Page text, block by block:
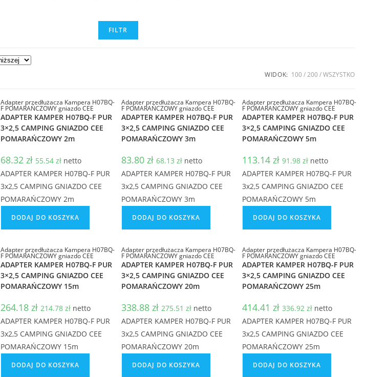
FILTR
WIDOK: 100 200 WSZYSTKO
Adapter przedłużacza Kampera H07BQ-
F POMARAŃCZOWY gniazdo CEE
ADAPTER KAMPER H07BQ-F PUR
3×2,5 CAMPING GNIAZDO CEE
POMARAŃCZOWY 2m
68.32 zł 55.54 złnetto
ADAPTER KAMPER H07BQ-F PUR
3x2,5 CAMPING GNIAZDO CEE
POMARAŃCZOWY 2m
DODAJ DO KOSZYKA
Adapter przedłużacza Kampera H07BQ-
F POMARAŃCZOWY gniazdo CEE
ADAPTER KAMPER H07BQ-F PUR
3×2,5 CAMPING GNIAZDO CEE
POMARAŃCZOWY 3m
83.80 zł 68.13 złnetto
ADAPTER KAMPER H07BQ-F PUR
3x2,5 CAMPING GNIAZDO CEE
POMARAŃCZOWY 3m
DODAJ DO KOSZYKA
Adapter przedłużacza Kampera H07BQ-
F POMARAŃCZOWY gniazdo CEE
ADAPTER KAMPER H07BQ-F PUR
3×2,5 CAMPING GNIAZDO CEE
POMARAŃCZOWY 5m
113.14 zł 91.98 złnetto
ADAPTER KAMPER H07BQ-F PUR
3x2,5 CAMPING GNIAZDO CEE
POMARAŃCZOWY 5m
DODAJ DO KOSZYKA
Adapter przedłużacza Kampera H07BQ-
F POMARAŃCZOWY gniazdo CEE
ADAPTER KAMPER H07BQ-F PUR
3×2,5 CAMPING GNIAZDO CEE
POMARAŃCZOWY 15m
264.18 zł 214.78 złnetto
ADAPTER KAMPER H07BQ-F PUR
3x2,5 CAMPING GNIAZDO CEE
POMARAŃCZOWY 15m
DODAJ DO KOSZYKA
Adapter przedłużacza Kampera H07BQ-
F POMARAŃCZOWY gniazdo CEE
ADAPTER KAMPER H07BQ-F PUR
3×2,5 CAMPING GNIAZDO CEE
POMARAŃCZOWY 20m
338.88 zł 275.51 złnetto
ADAPTER KAMPER H07BQ-F PUR
3x2,5 CAMPING GNIAZDO CEE
POMARAŃCZOWY 20m
DODAJ DO KOSZYKA
Adapter przedłużacza Kampera H07BQ-
F POMARAŃCZOWY gniazdo CEE
ADAPTER KAMPER H07BQ-F PUR
3×2,5 CAMPING GNIAZDO CEE
POMARAŃCZOWY 25m
414.41 zł 336.92 złnetto
ADAPTER KAMPER H07BQ-F PUR
3x2,5 CAMPING GNIAZDO CEE
POMARAŃCZOWY 25m
DODAJ DO KOSZYKA